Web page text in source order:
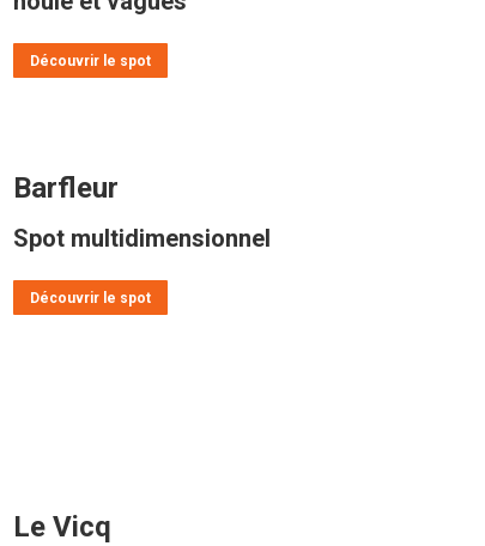
Découvrir le spot
Barfleur
Spot multidimensionnel
Découvrir le spot
Le Vicq